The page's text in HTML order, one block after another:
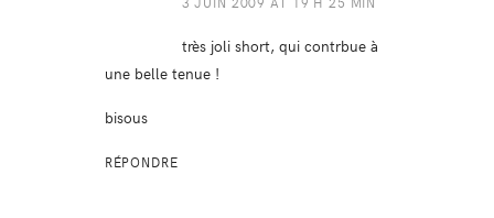
très joli short, qui contrbue à
une belle tenue !
bisous
RÉPONDRE